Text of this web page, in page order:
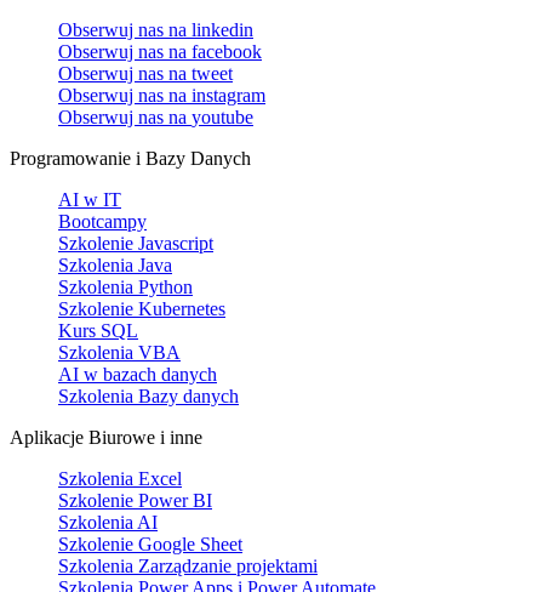
Obserwuj nas na linkedin
Obserwuj nas na facebook
Obserwuj nas na tweet
Obserwuj nas na instagram
Obserwuj nas na youtube
Programowanie i Bazy Danych
AI w IT
Bootcampy
Szkolenie Javascript
Szkolenia Java
Szkolenia Python
Szkolenie Kubernetes
Kurs SQL
Szkolenia VBA
AI w bazach danych
Szkolenia Bazy danych
Aplikacje Biurowe i inne
Szkolenia Excel
Szkolenie Power BI
Szkolenia AI
Szkolenie Google Sheet
Szkolenia Zarządzanie projektami
Szkolenia Power Apps i Power Automate